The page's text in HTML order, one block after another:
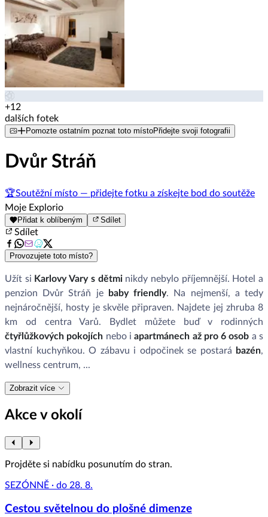
+12
dalších fotek
Pomozte ostatním poznat toto místoPřidejte svoji fotografii
Dvůr Stráň
🏆Soutěžní místo — přidejte fotku a získejte bod do soutěže
Moje Explorio
Přidat k oblíbeným Sdílet
Sdílet
Provozujete toto místo?
Užít si Karlovy Vary s dětmi nikdy nebylo příjemnější. Hotel a
penzion
Dvůr Stráň je baby friendly. Na nejmenší, a tedy
nejnáročnější, hosty je skvěle připraven. Najdete jej zhruba 8
km od centra Varů. Bydlet můžete buď v rodinných
čtyřlůžkových pokojích nebo iapartmánech až pro 6 osob a s
vlastní kuchyňkou. O zábavu i odpočinek se postará bazén,
wellness centrum, ...
Zobrazit více
Akce v okolí
Projděte si nabídku posunutím do stran.
SEZÓNNĚ · do 28. 8.
Cestou světelnou do plošné dimenze